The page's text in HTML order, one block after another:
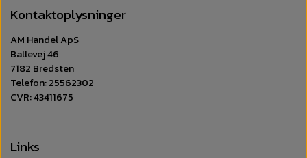
Kontaktoplysninger
AM Handel ApS
Ballevej 46
7182 Bredsten
Telefon: 25562302
CVR: 43411675
Links